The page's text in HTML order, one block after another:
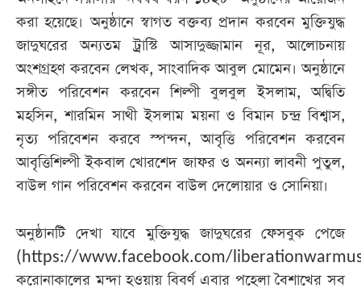
করা হয়েছে। অনুষ্ঠানে স্বাগত বক্তব্য প্রদান করবেন মুক্তিযুদ্ধ
জাদুঘরের অন্যতম ট্রাস্টি আসাদুজ্জামান নূর, আলোচনায়
অংশগ্রহণ করবেন লেখক, সাংবাদিক আবুল মোমেন। অনুষ্ঠানে
সঙ্গীত পরিবেশন করবেন শিল্পী বুলবুল ইসলাম, অদ্বিতি
মহসিন, শারমিন সাথী ইসলাম ময়না ও বিমান চন্দ্র বিশ্বাস,
নৃত্য পরিবেশন করবে স্পন্দন, আবৃত্তি পরিবেশন করবেন
আবৃত্তিশিল্পী ইকবাল খোরশেদ জাফর ও অনন্যা লাবনী পুতুল,
বাউল গান পরিবেশন করবেন বাউল দেলোয়ার ও সোনিয়া।
অনুষ্ঠানটি দেখা যাবে মুক্তিযুদ্ধ জাদুঘরের ফেসবুক পেজে
(https://www.facebook.com/
করোনাকালের মন্দা হওয়ায় বিবর্ণ এবার পহেলা বৈশাখের সব